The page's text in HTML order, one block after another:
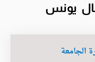
يونس
الجامعة